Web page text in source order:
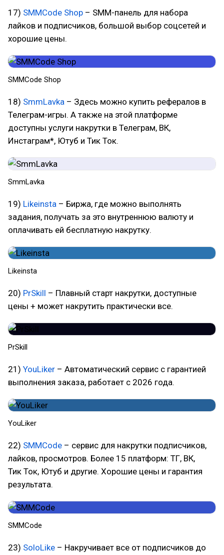
17) SMMCode Shop – SMM-панель для набора
лайков и подписчиков, большой выбор соцсетей и
хорошие цены.
SMMCode Shop
18) SmmLavka – Здесь можно купить рефералов в
Телеграм-игры. А также на этой платформе
доступны услуги накрутки в Телеграм, ВК,
Инстаграм*, Ютуб и Тик Ток.
SmmLavka
19) Likeinsta – Биржа, где можно выполнять
задания, получать за это внутреннюю валюту и
оплачивать ей бесплатную накрутку.
Likeinsta
20) PrSkill – Плавный старт накрутки, доступные
цены + может накрутить практически все.
PrSkill
21) YouLiker – Автоматический сервис с гарантией
выполнения заказа, работает с 2026 года.
YouLiker
22) SMMCode – сервис для накрутки подписчиков,
лайков, просмотров. Более 15 платформ: ТГ, ВК,
Тик Ток, Ютуб и другие. Хорошие цены и гарантия
результата.
SMMCode
23) SoloLike – Накручивает все от подписчиков до